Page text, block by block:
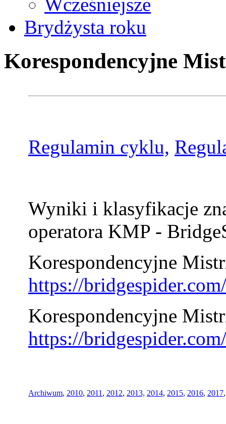
Wcześniejsze
Brydżysta roku
Korespondencyjne
Regulamin cyklu,
Wyniki i klasyfikacje
operatora KMP -
Korespondencyjne
https://
Korespondencyjne
https://
Archiwum, 2010, 2011 , 2012, 2013, 2014, 2015, 2016, 2017